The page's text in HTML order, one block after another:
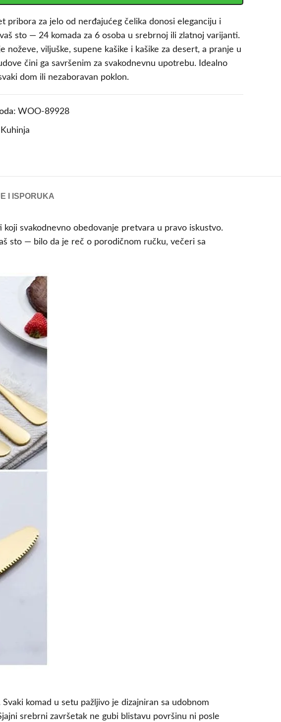
pribora za jelo od nerđajućeg čelika donosi eleganciju i
sto — 24 komada za 6 osoba u srebrnoj ili zlatnoj varijanti.
noževe, viljuške, supene kašike i kašike za desert, a pranje u
čini ga savršenim za svakodnevnu upotrebu. Idealno
dom ili nezaboravan poklon.
WOO-89928
Kuhinja
I ISPORUKA
svakodnevno obedovanje pretvara u pravo iskustvo.
sto — bilo da je reč o porodičnom ručku, večeri sa
komad u setu pažljivo je dizajniran sa udobnom
srebrni završetak ne gubi blistavu površinu ni posle